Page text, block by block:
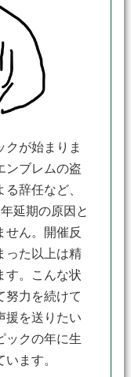
が始まりま
ンブレムの盗
辞任など、
延期の原因と
せん。開催反
った以上は精
す。こんな状
努力を続けて
援を送りたい
ックの年に生
ます。